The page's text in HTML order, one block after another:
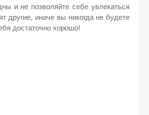
и не позволяйте себе увлекаться
другие, иначе вы никогда не будете
достаточно хорошо!